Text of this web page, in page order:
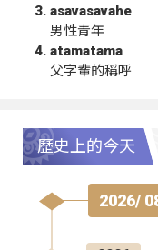
asavasavahe
男性青年
atamatama
父字輩的稱呼
歷史上的今天
2026/